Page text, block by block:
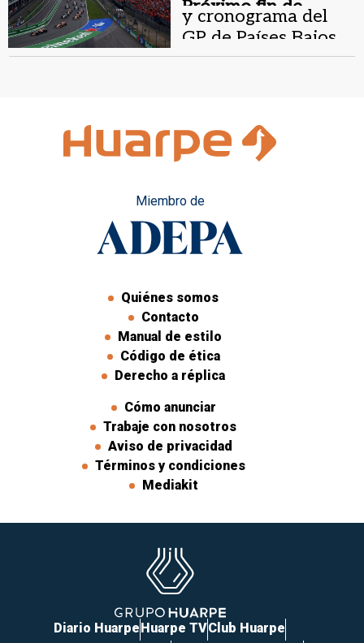
Próximo fin de
semana.
y cronograma del
GP de Países Bajos
Miembro de
Quiénes somos
Contacto
Manual de estilo
Código de ética
Derecho a réplica
Cómo anunciar
Trabaje con nosotros
Aviso de privacidad
Términos y condiciones
Mediakit
Diario HuarpeHuarpe TVClub Huarpe